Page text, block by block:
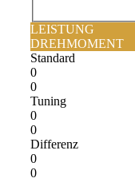
LEISTUNG
DREHMOMENT
Standard
0
0
Tuning
0
0
Differenz
0
0